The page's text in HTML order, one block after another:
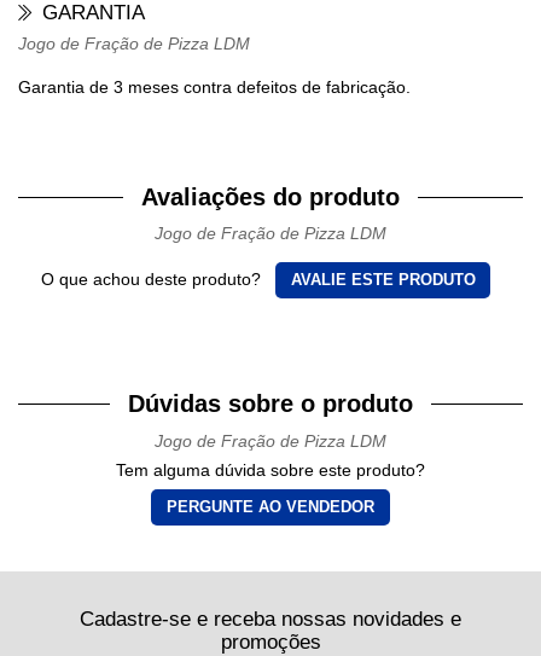
GARANTIA
Jogo de Fração de Pizza LDM
Garantia de 3 meses contra defeitos de fabricação.
Avaliações do produto
Jogo de Fração de Pizza LDM
O que achou deste produto? AVALIE ESTE PRODUTO
Dúvidas sobre o produto
Jogo de Fração de Pizza LDM
Tem alguma dúvida sobre este produto?
PERGUNTE AO VENDEDOR
Cadastre-se e receba nossas novidades e
promoções